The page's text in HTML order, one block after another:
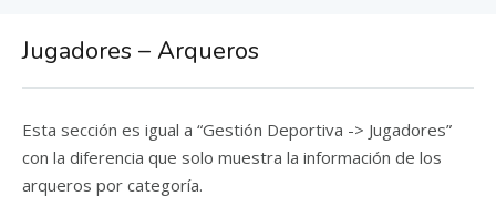
Jugadores – Arqueros
Esta sección es igual a “Gestión Deportiva -> Jugadores”
con la diferencia que solo muestra la información de los
arqueros por categoría.